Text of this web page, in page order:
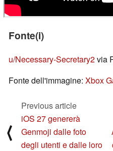
Fonte(i)
u/Necessary-Secretary2via
Fonte dell'immagine: Xbox
⟨
Previous article
iOS 27 genererà
Genmoji dalle foto
degli utenti e dalle loro